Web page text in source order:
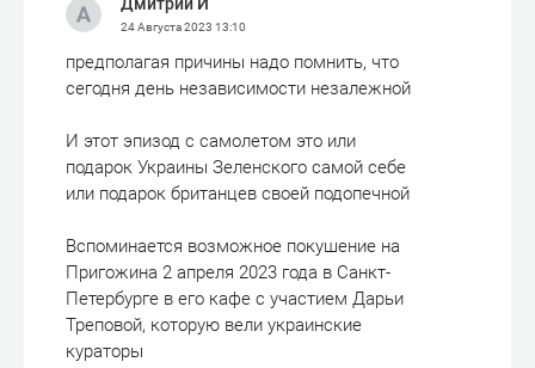
24 Августа 2023 13:10
предполагая причины надо помнить, что
сегодня день независимости незалежной
И этот эпизод с самолетом это или
подарок Украины Зеленского самой себе
или подарок британцев своей подопечной
Вспоминается возможное покушение на
Пригожина 2 апреля 2023 года в Санкт-
Петербурге в его кафе с участием Дарьи
Треповой, которую вели украинские
кураторы